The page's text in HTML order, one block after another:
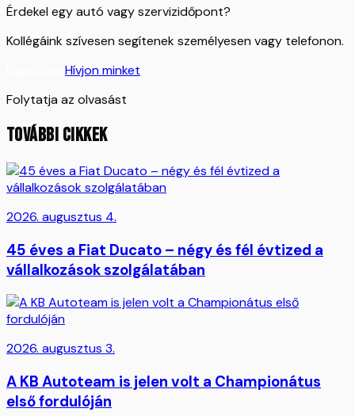
Érdekel egy autó vagy szervizidőpont?
Kollégáink szívesen segítenek személyesen vagy telefonon.
Hívjon minket
Folytatja az olvasást
TOVÁBBI CIKKEK
2026. augusztus 4.
45 éves a Fiat Ducato – négy és fél évtized a
vállalkozások szolgálatában
2026. augusztus 3.
A KB Autoteam is jelen volt a Championátus
első fordulóján